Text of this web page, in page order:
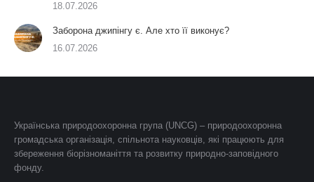
18.07.2026
Заборона джипінгу є. Але хто її виконує?
16.07.2026
Українська природоохоронна група (UNCG) – природоохоронна
громадська організація, спільнота науковців, які працюють для
збереження біорізноманіття та розвитку природно-заповідного
фонду.